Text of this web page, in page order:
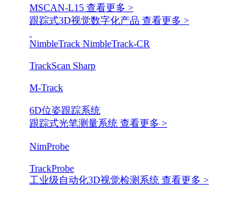
MSCAN-L15 查看更多 >
跟踪式3D视觉数字化产品 查看更多 >
NimbleTrack NimbleTrack-CR
TrackScan Sharp
M-Track
6D位姿跟踪系统
跟踪式光笔测量系统 查看更多 >
NimProbe
TrackProbe
工业级自动化3D视觉检测系统 查看更多 >